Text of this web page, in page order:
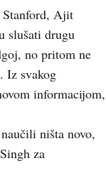
Stanford, Ajit
slušati drugu
no pritom ne
Iz svakog
informacijom,
ništa novo,
za